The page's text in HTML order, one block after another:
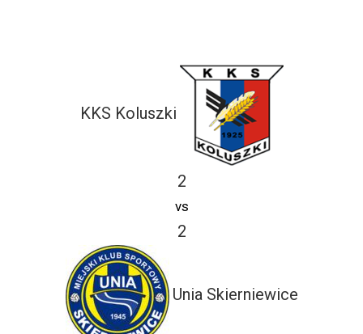
KKS Koluszki
2
vs
2
Unia Skierniewice